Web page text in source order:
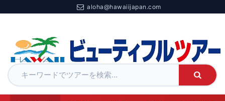
aloha@hawaiijapan.com